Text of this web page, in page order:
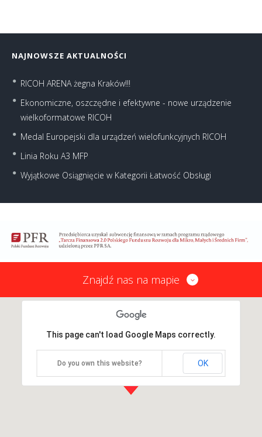
NAJNOWSZE AKTUALNOŚCI
RICOH ARENA żegna Kraków!!!
Ekonomiczne, oszczędne i efektywne - nowe urządzenie
wielkoformatowe RICOH
Medal Europejski dla urządzeń wielofunkcyjnych RICOH
Linia Roku A3 MFP
Wyjątkowe Osiągnięcie w Kategorii Łatwość Obsługi
Znajdź nas na mapie
This page can't load Google Maps correctly.
Do you own this website? OK